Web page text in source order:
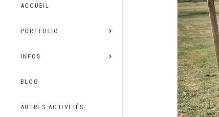
ACCUEIL
PORTFOLIO
INFOS
BLOG
AUTRES ACTIVITÉS